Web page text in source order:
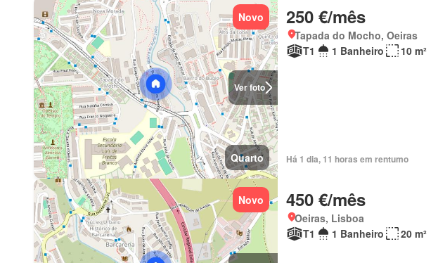
Ver foto
Novo
Quarto
250 €/mês
Tapada do Mocho, Oeiras
T1
1 Banheiro 10 m²
Há 1 dia, 11 horas em rentumo
Novo 450 €/mês
Oeiras, Lisboa
T1
1 Banheiro 20 m²